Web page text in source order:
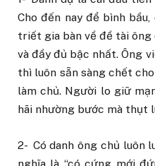
Cho đến nay để bình
triết gia bàn về đề tài ông
và đầy đủ bậc nhất. Ông
thì luôn sẵn sàng chết
làm chủ. Người lo giữ
hãi nhường bước mà thụt
2- Có danh ông chủ luôn
nghĩa là “có cứng mới